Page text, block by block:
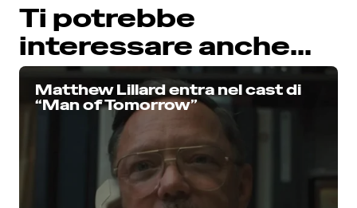
Ti potrebbe
interessare anche...
Matthew Lillard entra nel cast di
“Man of Tomorrow”